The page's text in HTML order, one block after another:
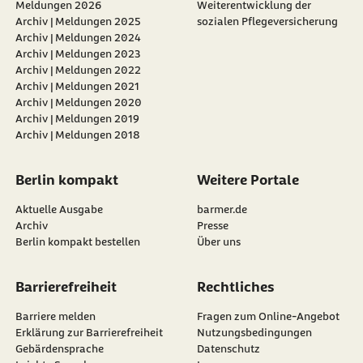
Meldungen 2026
Archiv | Meldungen 2025
Archiv | Meldungen 2024
Archiv | Meldungen 2023
Archiv | Meldungen 2022
Archiv | Meldungen 2021
Archiv | Meldungen 2020
Archiv | Meldungen 2019
Archiv | Meldungen 2018
Weiterentwicklung der
sozialen Pflegeversicherung
Berlin kompakt
Aktuelle Ausgabe
Archiv
Berlin kompakt bestellen
Weitere Portale
barmer.de
Presse
Über uns
Barrierefreiheit
Barriere melden
Erklärung zur Barrierefreiheit
Gebärdensprache
Rechtliches
Fragen zum Online-Angebot
Nutzungsbedingungen
Datenschutz